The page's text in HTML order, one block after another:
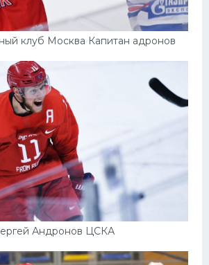
клуб Москва Капитан адронов
Андронов ЦСКА